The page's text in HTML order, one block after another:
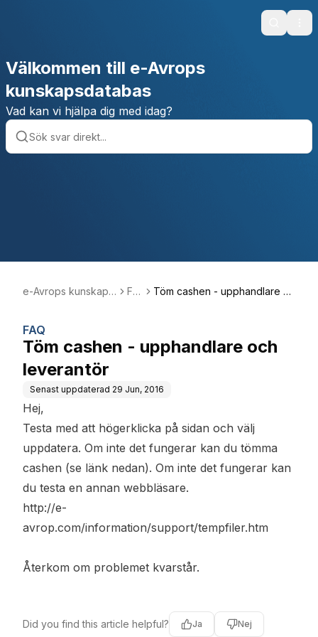
Search
Välkommen till e-Avrops
kunskapsdatabas
Vad kan vi hjälpa dig med idag?
e-Avrops kunskaps
FA
Töm cashen - upphandlare oc
FAQ
Töm cashen - upphandlare och
leverantör
Senast uppdaterad 29 Jun, 2016
Hej,
Testa med att högerklicka på sidan och välj
uppdatera. Om inte det fungerar kan du tömma
cashen (se länk nedan). Om inte det fungerar kan
du testa en annan webbläsare.
http://e-
avrop.com/information/support/tempfiler.htm
Återkom om problemet kvarstår.
Did you find this article helpful? Ja Nej